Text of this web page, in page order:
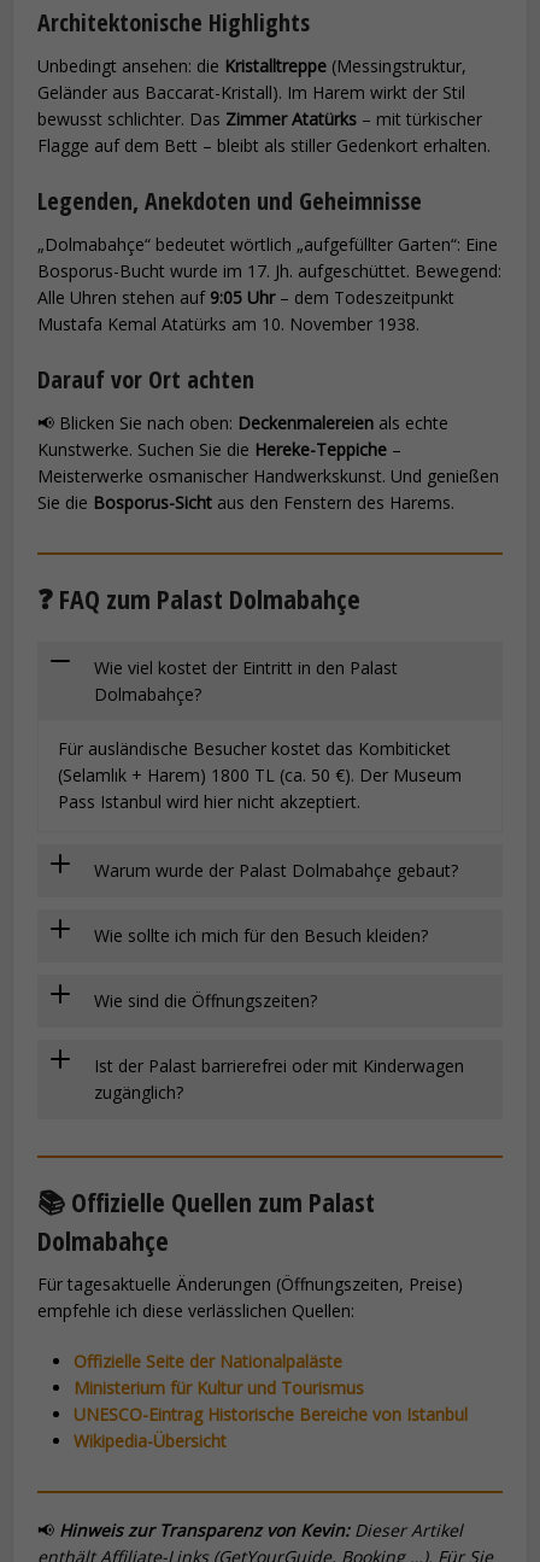
Architektonische Highlights
Unbedingt ansehen: die Kristalltreppe (Messingstruktur,
Geländer aus Baccarat-Kristall). Im Harem wirkt der Stil
bewusst schlichter. Das Zimmer Atatürks – mit türkischer
Flagge auf dem Bett – bleibt als stiller Gedenkort erhalten.
Legenden, Anekdoten und Geheimnisse
„Dolmabahçe“ bedeutet wörtlich „aufgefüllter Garten“: Eine
Bosporus-Bucht wurde im 17. Jh. aufgeschüttet. Bewegend:
Alle Uhren stehen auf 9:05 Uhr– dem Todeszeitpunkt
Mustafa Kemal Atatürks am 10. November 1938.
Darauf vor Ort achten
📢 Blicken Sie nach oben: Deckenmalereien als echte
Kunstwerke. Suchen Sie die Hereke-Teppiche –
Meisterwerke osmanischer Handwerkskunst. Und genießen
Sie die Bosporus-Sicht aus den Fenstern des Harems.
❓ FAQ zum Palast Dolmabahçe
Wie viel kostet der Eintritt in den Palast
Dolmabahçe?
Für ausländische Besucher kostet das Kombiticket
(Selamlık + Harem) 1800 TL (ca. 50 €). Der Museum
Pass Istanbul wird hier nicht akzeptiert.
Warum wurde der Palast Dolmabahçe gebaut?
Wie sollte ich mich für den Besuch kleiden?
Wie sind die Öffnungszeiten?
Ist der Palast barrierefrei oder mit Kinderwagen
zugänglich?
📚 Offizielle Quellen zum Palast
Dolmabahçe
Für tagesaktuelle Änderungen (Öffnungszeiten, Preise)
empfehle ich diese verlässlichen Quellen:
Offizielle Seite der Nationalpaläste
Ministerium für Kultur und Tourismus
UNESCO-Eintrag Historische Bereiche von Istanbul
Wikipedia-Übersicht
📢 Hinweis zur Transparenz von Kevin: Dieser Artikel
enthält Affiliate-Links (GetYourGuide, Booking …). Für Sie